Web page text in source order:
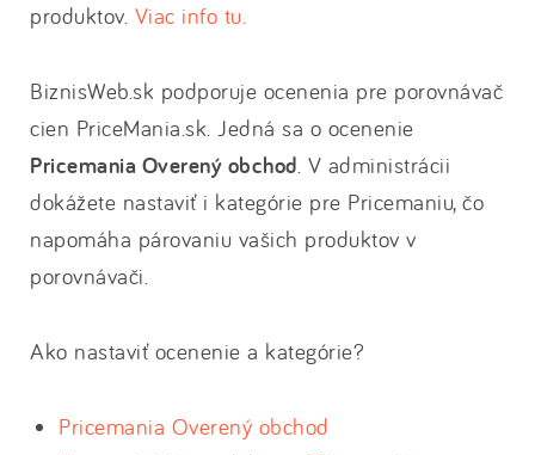
produktov. Viac info tu.
BiznisWeb.sk podporuje ocenenia pre porovnávač
cien PriceMania.sk. Jedná sa o ocenenie
Pricemania Overený obchod. V administrácii
dokážete nastaviť i kategórie pre Pricemaniu, čo
napomáha párovaniu vašich produktov v
porovnávači.
Ako nastaviť ocenenie a kategórie?
Pricemania Overený obchod